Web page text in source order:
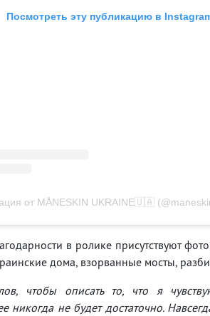
Посмотреть эту публикацию в
от MÅNESKIN UKRAINE🇺🇦
в ролике присутствуют
дома, взорванные мосты,
чтобы описать то, что я
никогда не будет достаточно.